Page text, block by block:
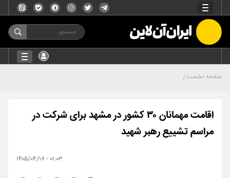
صفحه نخست
اقامت مهمانان ۳۰ کشور در مشهد برای شرکت در
مراسم تشییع رهبر شهید
۰۱:۰۳ - ۱۴۰۵/۰۴/۱۸